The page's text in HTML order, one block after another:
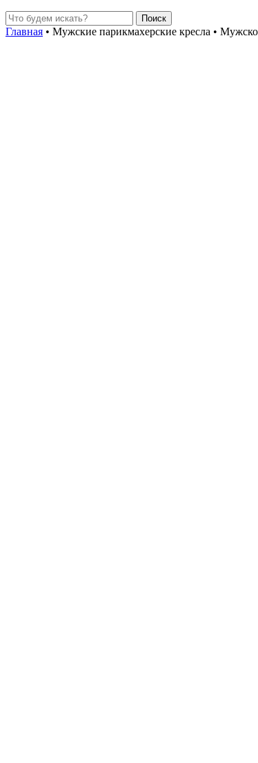
Главная • Мужские парикмахерские кресла •